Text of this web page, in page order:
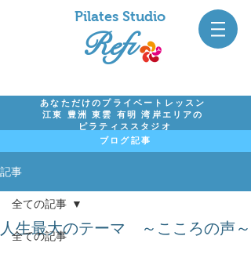
Pilates Studio
Refi
あなただけのプライベートレッスン
江東 豊洲 東雲 有明 湾岸エリアの
ピラティススタジオ
ブログ記事
記事
全ての記事
全ての記事
人生最大のテーマ ～こころの声～